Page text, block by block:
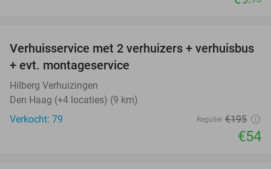
72%
Verhuisservice met 2 verhuizers + verhuisbus
+ evt. montageservice
Hilberg Verhuizingen
Den Haag (+4 locaties) (9 km)
Verkocht: 79
Regulier €195
€54